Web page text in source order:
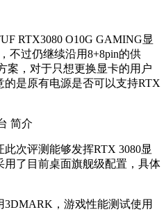
RTX3080 O10G GAMING显
不过仍继续沿用8+8pin的供
案，对于只想更换显卡的用户
是原有电源是否可以支持RTX
简介
次评测能够发挥RTX 3080显
用了目前桌面旗舰级配置，具体
，游戏性能测试使用